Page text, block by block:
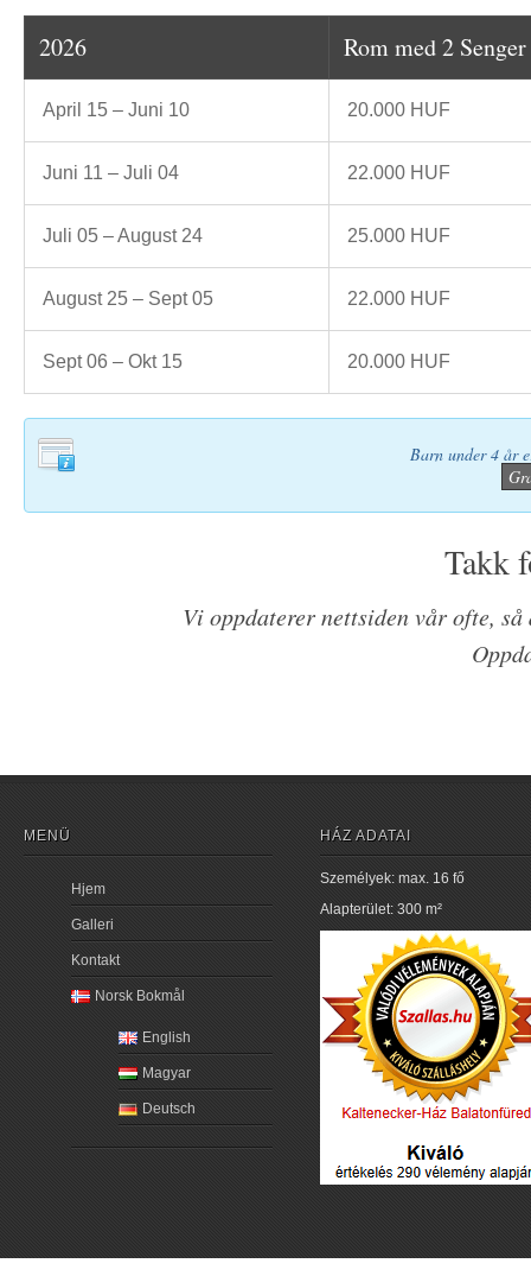
2026 Rom med 2 Senger
April 15 – Juni 10 20.000 HUF
Juni 11 – Juli 04 22.000 HUF
Juli 05 – August 24 25.000 HUF
August 25 – Sept 05 22.000 HUF
Sept 06 – Okt 15 20.000 HUF
Barn under 4 år
Takk
Vi oppdaterer nettsiden vår ofte,
MENÜ
Hjem
Galleri
Kontakt
Norsk Bokmål
English
Magyar
Deutsch
HÁZ ADATAI
Személyek: max. 16 fő
Alapterület: 300 m²